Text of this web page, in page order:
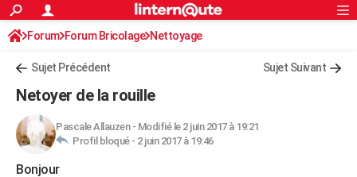
ACTUALITÉS
Politique
Société
Faits Divers
Education
Monde
Villes
+
FINANCE
Retraite
Impôts
Epargne
Immobilier
Risques naturels par ville
Banque
Assurance
Crédit
AUTO
S'inscrire
Connexion
Forum Forum Bricolage Nettoyage
Sujet Précédent Sujet Suivant
Netoyer de la rouille
Pascale Allauzen- Modifié le 2 juin 2017 à 19:21
Profil bloqué - 2 juin 2017 à 19:46
Bonjour